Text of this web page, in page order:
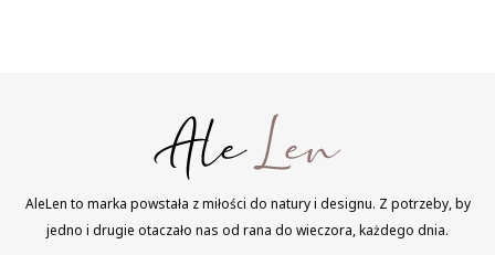
AleLen to marka powstała z miłości do natury i designu. Z potrzeby, by
jedno i drugie otaczało nas od rana do wieczora, każdego dnia.